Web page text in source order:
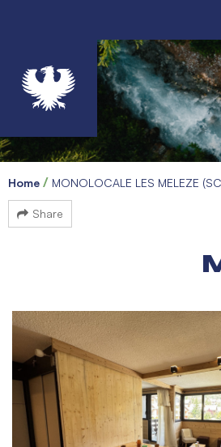
Home MONOLOCALE LES MELEZE
Share